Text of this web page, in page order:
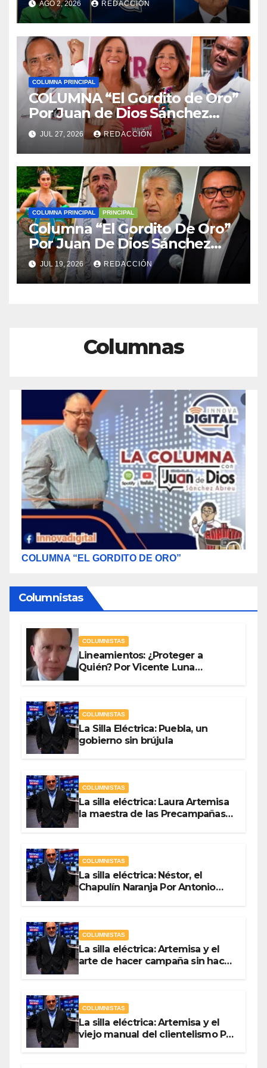
AGO 2, 2026 REDACCIÓN
COLUMNA PRINCIPAL
COLUMNA “El Gordito de Oro”
Por Juan de Dios Sánchez
Abreu
JUL 27, 2026 REDACCIÓN
COLUMNA PRINCIPAL PRINCIPAL
Columna “El Gordito De Oro”
Por Juan De Dios Sánchez
Abreu
JUL 19, 2026 REDACCIÓN
Columnas
COLUMNA “EL GORDITO DE ORO”
Columnistas
COLUMNISTAS
Lineamientos: ¿Proteger a
Quién? Por Vicente Luna
COLUMNISTAS
La Silla Eléctrica: Puebla, un
gobierno sin brújula
COLUMNISTAS
La silla eléctrica: Laura Artemisa
la maestra de las Precampañas
COLUMNISTAS
La silla eléctrica: Néstor, el
Chapulín Naranja Por Antonio
COLUMNISTAS
La silla eléctrica: Artemisa y el
arte de hacer campaña sin hacer
COLUMNISTAS
La silla eléctrica: Artemisa y el
viejo manual del clientelismo Por